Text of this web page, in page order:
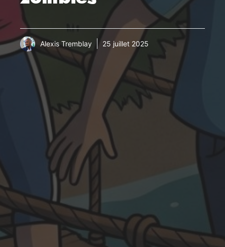
Alexis Tremblay 25 juillet 2025